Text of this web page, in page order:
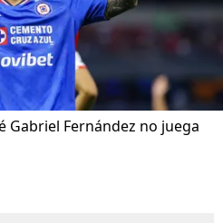
Gabriel Fernández no juega